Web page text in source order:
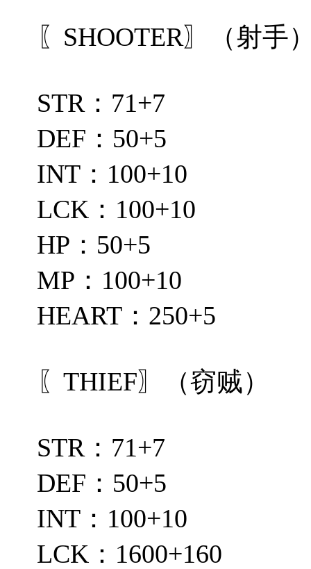
〖SHOOTER〗（射手
STR：71+7
DEF：50+5
INT：100+10
LCK：100+10
HP：50+5
MP：100+10
HEART：250+5
〖THIEF〗（窃贼）
STR：71+7
DEF：50+5
INT：100+10
LCK：1600+160